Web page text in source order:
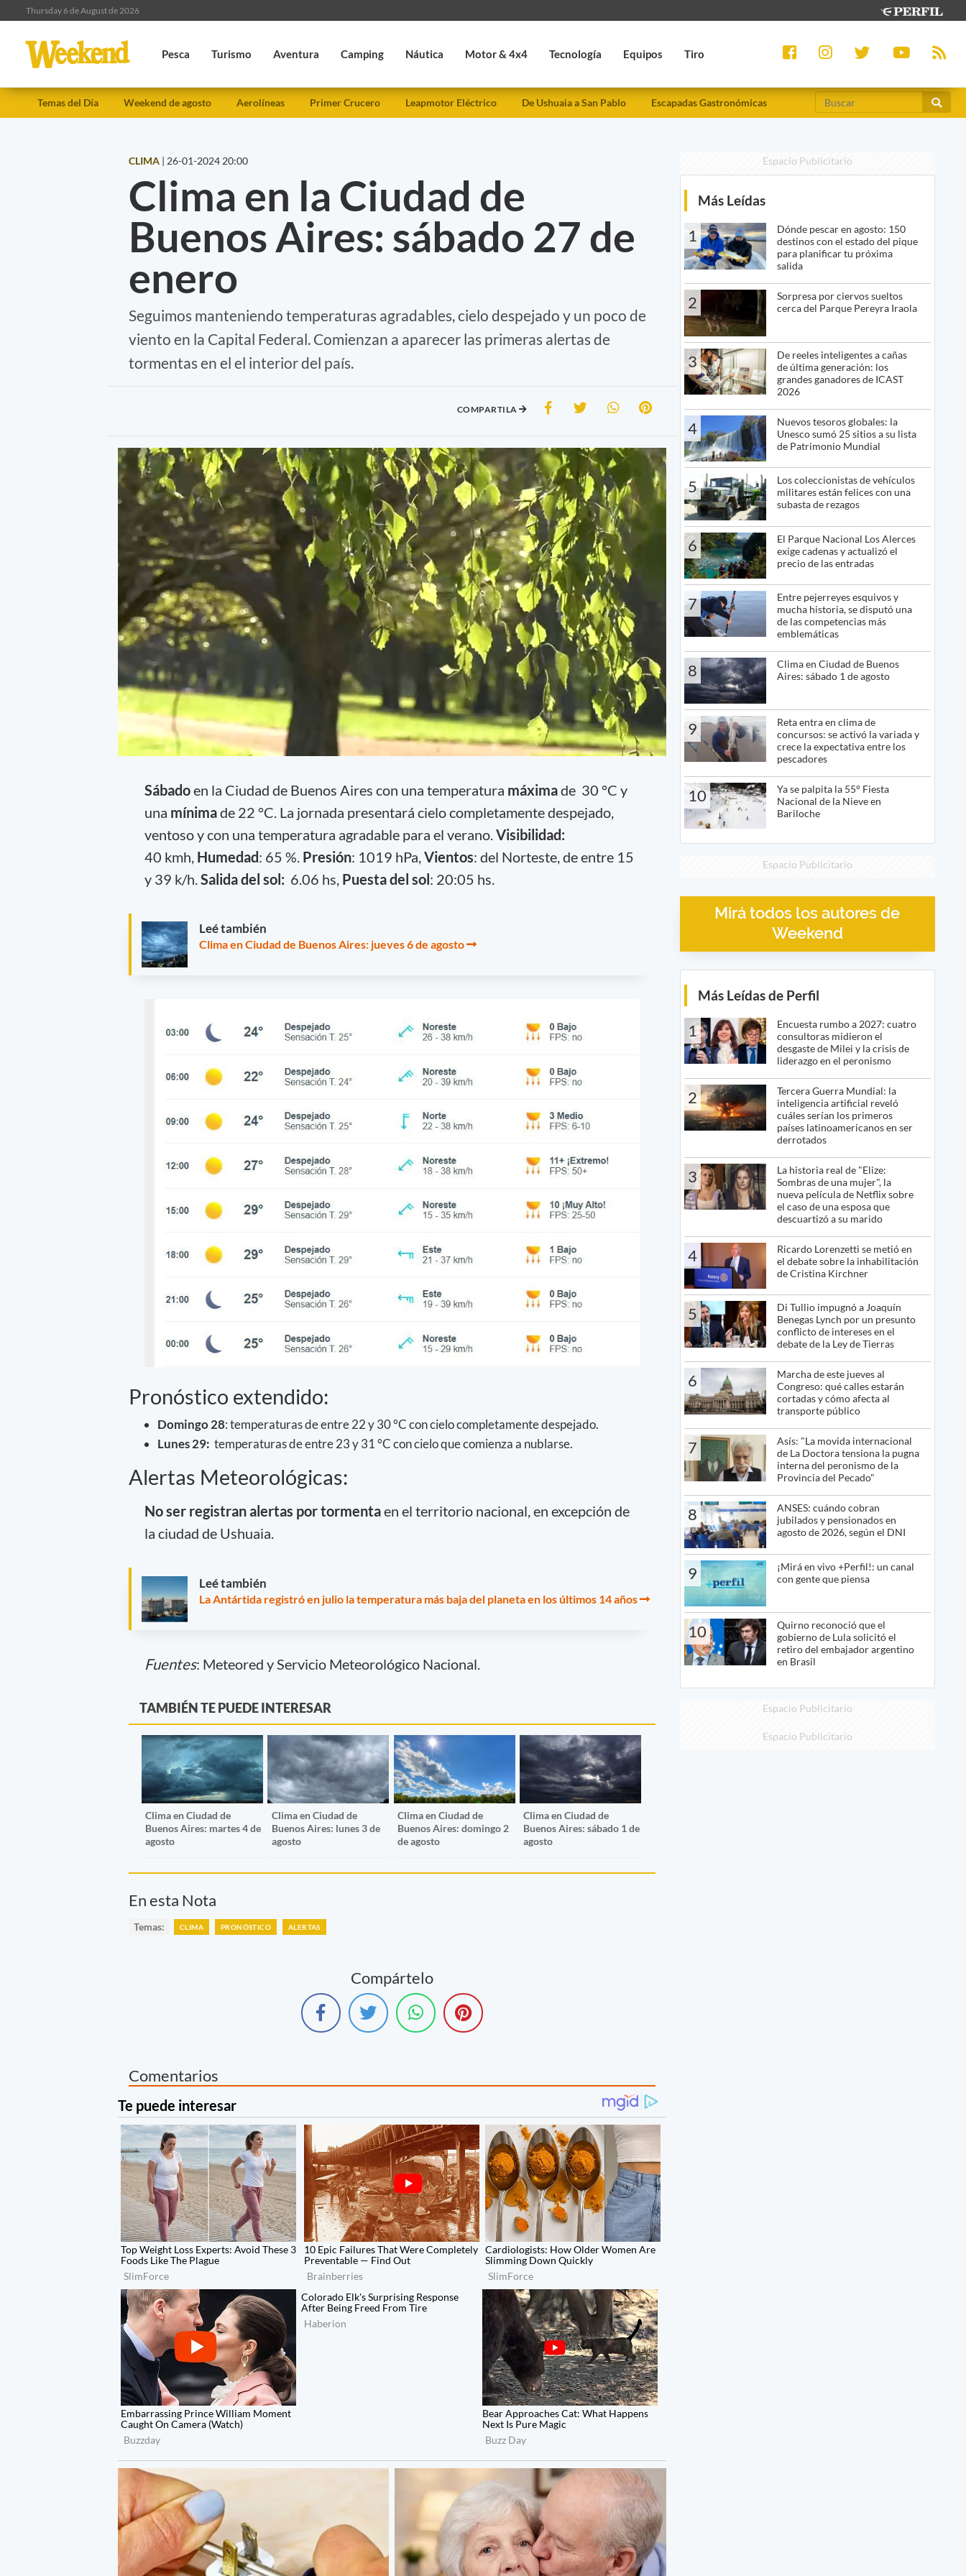
Thursday 6 de August de 2026
Pesca Turismo Aventura Camping Náutica Motor & 4x4 Tecnología Equipos Tiro
Temas del Día Weekend de agosto Aerolíneas Primer Crucero Leapmotor Eléctrico De Ushuaia a San Pablo Escapadas Gastronómicas
CLIMA | 26-01-2024 20:00
Clima en la Ciudad de
Buenos Aires: sábado 27 de
enero
Seguimos manteniendo temperaturas agradables, cielo despejado y un poco de
viento en la Capital Federal. Comienzan a aparecer las primeras alertas de
tormentas en el el interior del país.
COMPARTILA
Sábadoen la Ciudad de Buenos Aires con una temperatura máximade 30 °C y
una mínimade 22 °C. La jornada presentará cielo completamente despejado,
ventoso y con una temperatura agradable para el verano. Visibilidad:
40 kmh, Humedad: 65 %. Presión: 1019 hPa, Vientos: del Norteste, de entre 15
y 39 k/h. Salida del sol: 6.06 hs, Puesta del sol: 20:05 hs.
Leé también
Clima en Ciudad de Buenos Aires: jueves 6 de agosto
Pronóstico extendido:
Domingo 28: temperaturas de entre 22 y 30 °C con cielo completamente despejado.
Lunes 29: temperaturas de entre 23 y 31 °C con cielo que comienza a nublarse.
Alertas Meteorológicas:
No ser registran alertas por tormentaen el territorio nacional, en excepción de
la ciudad de Ushuaia.
Leé también
La Antártida registró en julio la temperatura más baja del planeta en los últimos 14 años
Fuentes: Meteored y Servicio Meteorológico Nacional.
TAMBIÉN TE PUEDE INTERESAR
Clima en Ciudad de
Buenos Aires: martes 4 de
agosto
Clima en Ciudad de
Buenos Aires: lunes 3 de
agosto
Clima en Ciudad de
Buenos Aires: domingo 2
de agosto
Clima en Ciudad de
Buenos Aires: sábado 1 de
agosto
En esta Nota
Temas: CLIMA PRONÓSTICO ALERTAS
Compártelo
Comentarios
Espacio Publicitario
Más Leídas
1
Dónde pescar en agosto: 150
destinos con el estado del pique
para planificar tu próxima
salida
2
Sorpresa por ciervos sueltos
cerca del Parque Pereyra Iraola
3
De reeles inteligentes a cañas
de última generación: los
grandes ganadores de ICAST
2026
4
Nuevos tesoros globales: la
Unesco sumó 25 sitios a su lista
de Patrimonio Mundial
5
Los coleccionistas de vehículos
militares están felices con una
subasta de rezagos
6
El Parque Nacional Los Alerces
exige cadenas y actualizó el
precio de las entradas
7
Entre pejerreyes esquivos y
mucha historia, se disputó una
de las competencias más
emblemáticas
8
Clima en Ciudad de Buenos
Aires: sábado 1 de agosto
9
Reta entra en clima de
concursos: se activó la variada y
crece la expectativa entre los
pescadores
10
Ya se palpita la 55° Fiesta
Nacional de la Nieve en
Bariloche
Espacio Publicitario
Mirá todos los autores de
Weekend
Más Leídas de Perfil
1
Encuesta rumbo a 2027: cuatro
consultoras midieron el
desgaste de Milei y la crisis de
liderazgo en el peronismo
2
Tercera Guerra Mundial: la
inteligencia artificial reveló
cuáles serían los primeros
países latinoamericanos en ser
derrotados
3
La historia real de "Elize:
Sombras de una mujer", la
nueva película de Netflix sobre
el caso de una esposa que
descuartizó a su marido
4
Ricardo Lorenzetti se metió en
el debate sobre la inhabilitación
de Cristina Kirchner
5
Di Tullio impugnó a Joaquín
Benegas Lynch por un presunto
conflicto de intereses en el
debate de la Ley de Tierras
6
Marcha de este jueves al
Congreso: qué calles estarán
cortadas y cómo afecta al
transporte público
7
Asís: "La movida internacional
de La Doctora tensiona la pugna
interna del peronismo de la
Provincia del Pecado"
8
ANSES: cuándo cobran
jubilados y pensionados en
agosto de 2026, según el DNI
9
¡Mirá en vivo +Perfil!: un canal
con gente que piensa
10
Quirno reconoció que el
gobierno de Lula solicitó el
retiro del embajador argentino
en Brasil
Espacio Publicitario
Espacio Publicitario